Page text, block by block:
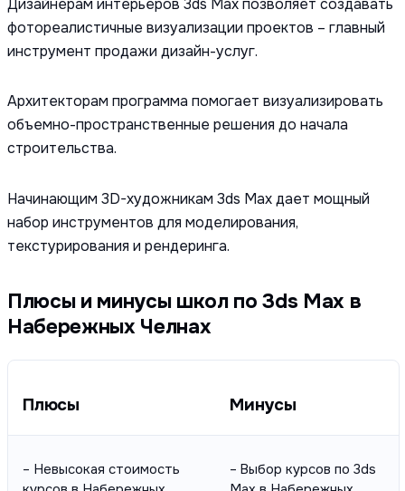
Дизайнерам интерьеров 3ds Max позволяет создавать
фотореалистичные визуализации проектов – главный
инструмент продажи дизайн-услуг.
Архитекторам программа помогает визуализировать
объемно-пространственные решения до начала
строительства.
Начинающим 3D-художникам 3ds Max дает мощный
набор инструментов для моделирования,
текстурирования и рендеринга.
Плюсы и минусы школ по 3ds Max в
Набережных Челнах
Плюсы Минусы
– Невысокая стоимость
– Выбор курсов по 3ds